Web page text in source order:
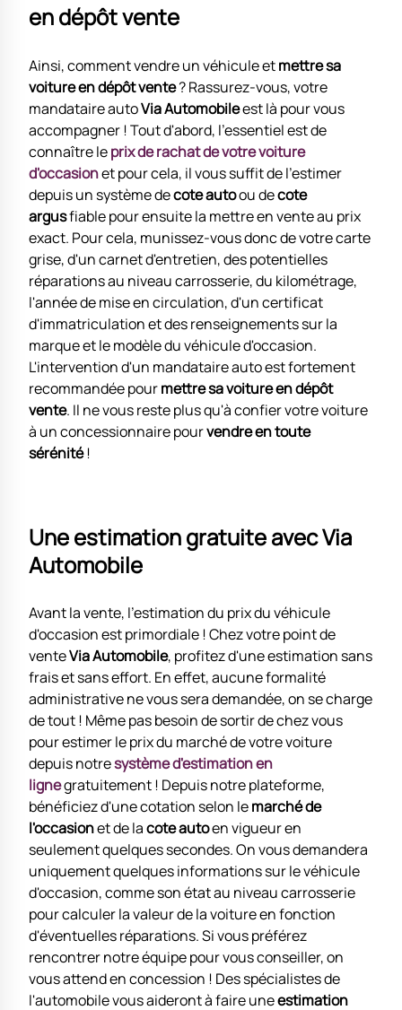
en dépôt vente
Ainsi, comment vendre un véhicule etmettre sa
voiture en dépôt vente? Rassurez-vous, votre
mandataire autoVia Automobileest là pour vous
accompagner ! Tout d'abord, l'essentiel est de
connaître leprix de rachat de votre voiture
d'occasionet pour cela, il vous suffit de l'estimer
depuis un système decote autoou decote
argusfiable pour ensuite la mettre en vente au prix
exact. Pour cela, munissez-vous donc de votre carte
grise, d'un carnet d'entretien, des potentielles
réparations au niveau carrosserie, du kilométrage,
l'année de mise en circulation, d'un certificat
d'immatriculation et des renseignements sur la
marque et le modèle du véhicule d'occasion.
L'intervention d'un mandataire auto est fortement
recommandée pourmettre sa voiture en dépôt
vente. Il ne vous reste plus qu'à confier votre voiture
à un concessionnaire pourvendre en toute
sérénité!
Une estimation gratuite avec Via
Automobile
Avant la vente, l'estimation du prix du véhicule
d'occasion est primordiale ! Chez votre point de
venteVia Automobile, profitez d'une estimation sans
frais et sans effort. En effet, aucune formalité
administrative ne vous sera demandée, on se charge
de tout ! Même pas besoin de sortir de chez vous
pour estimer le prix du marché de votre voiture
depuis notresystème d'estimation en
lignegratuitement ! Depuis notre plateforme,
bénéficiez d'une cotation selon lemarché de
l'occasionet de lacote autoen vigueur en
seulement quelques secondes. On vous demandera
uniquement quelques informations sur le véhicule
d'occasion, comme son état au niveau carrosserie
pour calculer la valeur de la voiture en fonction
d'éventuelles réparations. Si vous préférez
rencontrer notre équipe pour vous conseiller, on
vous attend en concession ! Des spécialistes de
l'automobile vous aideront à faire uneestimation